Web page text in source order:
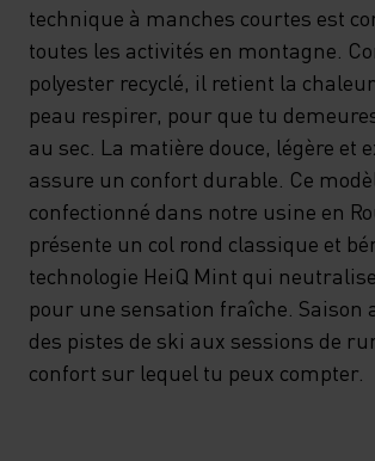
technique à manches courtes est
toutes les activités en montagne.
polyester recyclé, il retient la
peau respirer, pour que tu
au sec. La matière douce, légère et
assure un confort durable. Ce
confectionné dans notre usine en
présente un col rond classique et
technologie HeiQ Mint qui
pour une sensation fraîche. Saison
des pistes de ski aux sessions de
confort sur lequel tu peux compter.